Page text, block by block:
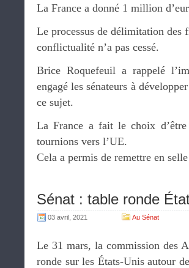
La France a donné 1 million
Le processus de délimitation des
conflictualité n’a pas cessé.
Brice Roquefeuil a rappelé
engagé les sénateurs à
ce sujet.
La France a fait le choix
tournions vers l’UE.
Cela a permis de remettre en
Sénat : table ronde
03 avril, 2021 Au Sénat
Le 31 mars, la commission des
ronde sur les États-Unis autour de